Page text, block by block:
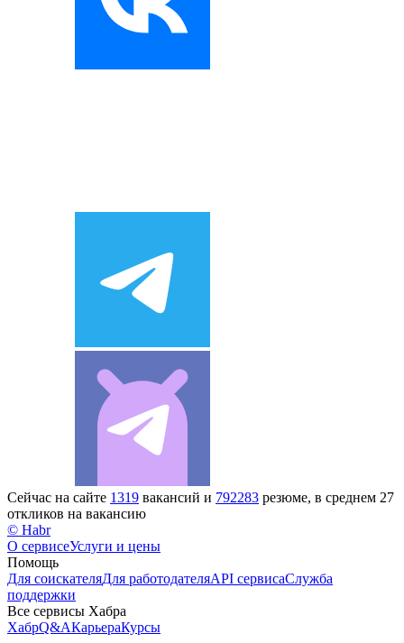
Сейчас на сайте 1319 вакансий и 792283 резюме, в среднем 27
откликов на вакансию
© Habr
О сервисеУслуги и цены
Помощь
Для соискателяДля работодателяAPI сервисаСлужба
поддержки
Все сервисы Хабра
ХабрQ&AКарьераКурсы